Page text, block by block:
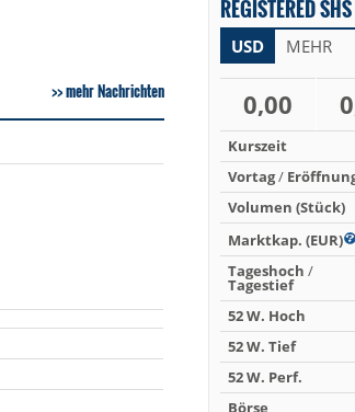
mehr Nachrichten
REGISTERED
USD MEHR
0,00
Kurszeit
Vortag/
Volumen (Stück)
Marktkap. (EUR)
Tageshoch /
Tagestief
52 W. Hoch
52 W. Tief
52 W. Perf.
Börse